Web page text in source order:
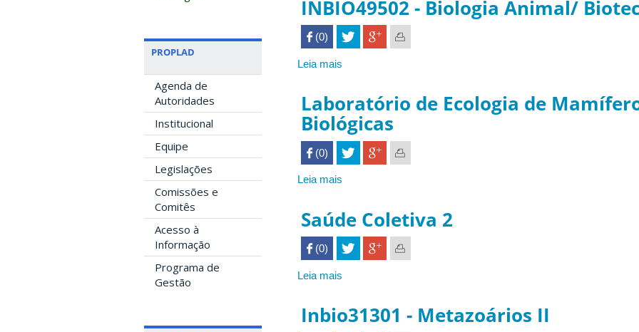
PROPLAD
Agenda de
Autoridades
Institucional
Equipe
Legislações
Comissões e
Comitês
Acesso à
Informação
Programa de
Gestão
Meio
Ambiente
INBIO49502 - Biologia Animal/
 (0)
Leia mais
Biologia
Animal/
Biotecnologia
Laboratório de Ecologia de
Biológicas
 (0)
Leia mais
Ecologia
de
Mamíferos
Saúde Coletiva 2
 (0)
Leia mais
2
Inbio31301 - Metazoários II